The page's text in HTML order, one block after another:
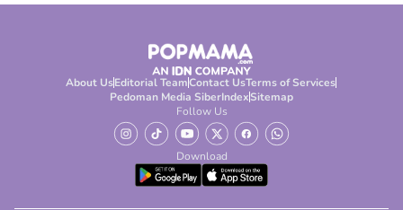
About UsEditorial TeamContact UsTerms of Services
Pedoman Media SiberIndexSitemap
Follow Us
Download